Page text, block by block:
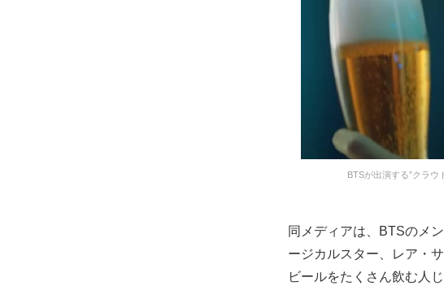
BTSが出演する”クラ
同メディアは、BTSのメ
ージカルスター、レア・
ビールをたくさん飲む人